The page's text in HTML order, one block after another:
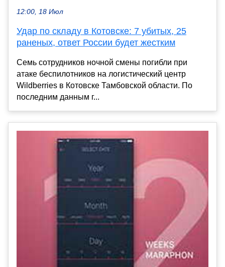
12:00, 18 Июл
Удар по складу в Котовске: 7 убитых, 25
раненых, ответ России будет жестким
Семь сотрудников ночной смены погибли при
атаке беспилотников на логистический центр
Wildberries в Котовске Тамбовской области. По
последним данным г...